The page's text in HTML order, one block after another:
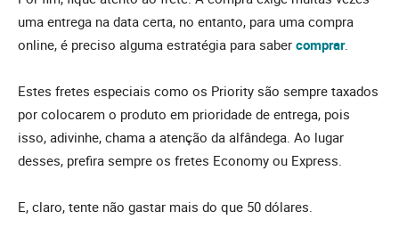
uma entrega na data certa, no entanto, para uma compra
online, é preciso alguma estratégia para saber comprar.
Estes fretes especiais como os Priority são sempre taxados
por colocarem o produto em prioridade de entrega, pois
isso, adivinhe, chama a atenção da alfândega. Ao lugar
desses, prefira sempre os fretes Economy ou Express.
E, claro, tente não gastar mais do que 50 dólares.